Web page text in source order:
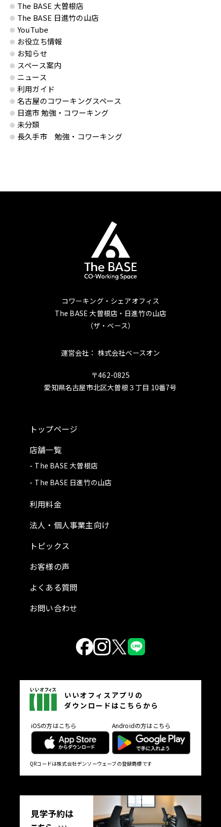
The BASE 大曽根店
The BASE 日進竹の山店
YouTube
お役立ち情報
お知らせ
スペース案内
ニュース
利用ガイド
名古屋のコワーキングスペース
日進市 勉強・コワーキング
未分類
長久手市 勉強・コワーキング
コワーキング・シェアオフィス
The BASE 大曽根店・日進竹の山店
（ザ・ベース）
運営会社： 株式会社ベースオン
〒462-0825
愛知県名古屋市北区大曽根３丁目 10番7号
トップページ
店舗一覧
The BASE 大曽根店
The BASE 日進竹の山店
利用料金
法人・個人事業主向け
トピックス
お客様の声
よくある質問
お問い合わせ
いいオフィスアプリの
ダウンロードはこちらから
iOSの方はこちら Androidの方はこちら
QRコードは株式会社デンソーウェーブの登録商標です